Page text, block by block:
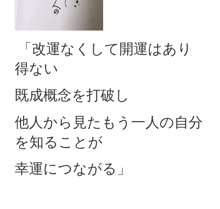
「改運なくして開運はあり
得ない
既成概念を打破し
他人から見たもう一人の自分
を知ることが
幸運につながる」